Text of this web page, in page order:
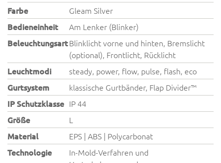
Farbe
Gleam Silver
Bedieneinheit
Am Lenker (Blinker)
BeleuchtungsartBlinklicht vorne und hinten, Bremslicht
(optional), Frontlicht, Rücklicht
Leuchtmodi
steady, power, flow, pulse, flash, eco
Gurtsystem
klassische Gurtbänder, Flap Divider™
IP Schutzklasse IP 44
Größe
L
Material
EPS | ABS | Polycarbonat
Technologie
In-Mold-Verfahren und